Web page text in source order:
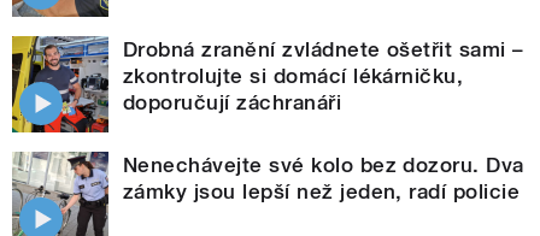
Drobná zranění zvládnete ošetřit sami –
zkontrolujte si domácí lékárničku,
doporučují záchranáři
Nenechávejte své kolo bez dozoru. Dva
zámky jsou lepší než jeden, radí policie